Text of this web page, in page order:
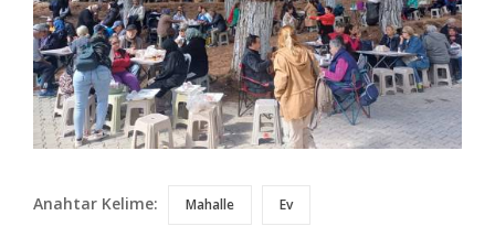
Anahtar Kelime: Mahalle Ev